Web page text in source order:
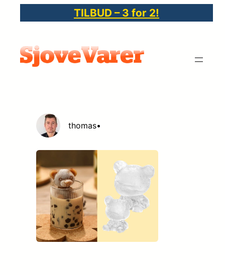
indhold
TILBUD – 3 for 2!
thomas•